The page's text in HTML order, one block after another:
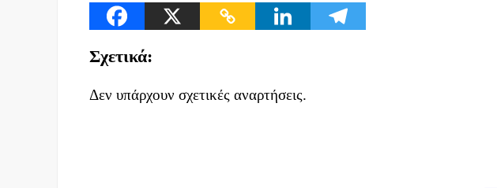
Σχετικά:
Δεν υπάρχουν σχετικές αναρτήσεις.